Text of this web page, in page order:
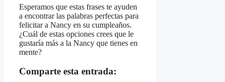
Esperamos que estas frases te ayuden
a encontrar las palabras perfectas para
felicitar a Nancy en su cumpleaños.
¿Cuál de estas opciones crees que le
gustaría más a la Nancy que tienes en
mente?
Comparte esta entrada: